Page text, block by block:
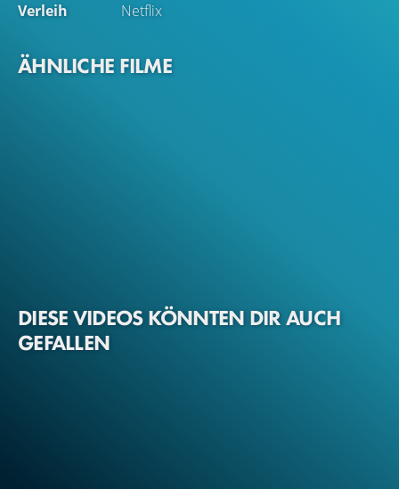
Verleih
Netflix
ÄHNLICHE FILME
DIESE VIDEOS KÖNNTEN DIR AUCH
GEFALLEN